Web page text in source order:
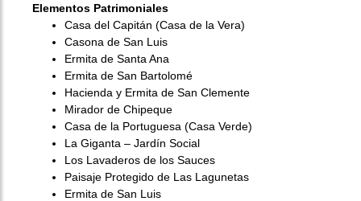
Elementos Patrimoniales
Casa del Capitán (Casa de la Vera)
Casona de San Luis
Ermita de Santa Ana
Ermita de San Bartolomé
Hacienda y Ermita de San Clemente
Mirador de Chipeque
Casa de la Portuguesa (Casa Verde)
La Giganta – Jardín Social
Los Lavaderos de los Sauces
Paisaje Protegido de Las Lagunetas
Ermita de San Luis